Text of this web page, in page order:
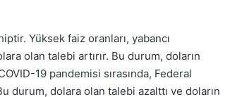
Yüksek faiz oranları, yabancı
olan talebi artırır. Bu durum, doların
19 pandemisi sırasında, Federal
durum, dolara olan talebi azalttı ve doların